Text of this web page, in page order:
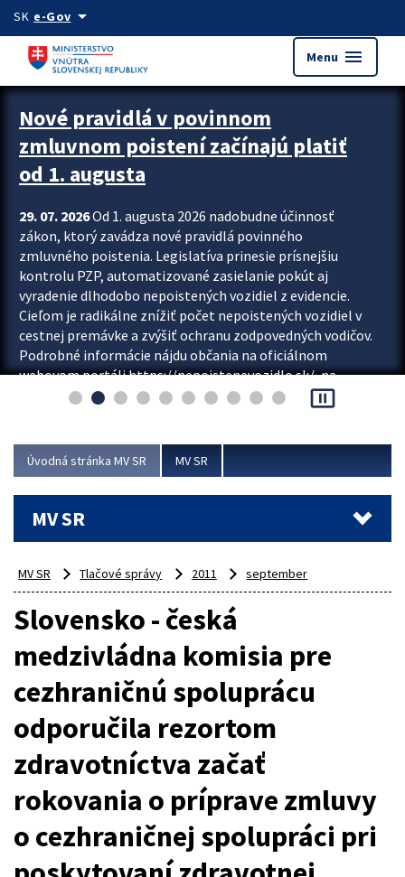
Preskocit na hlavný obsah
SK e-Govarrow_drop_down
Menu menu
Zastavit automatický posun upútavok
Nové pravidlá v povinnom
zmluvnom poistení začínajú platiť
od 1. augusta
29. 07. 2026Od 1. augusta 2026 nadobudne účinnosť
zákon, ktorý zavádza nové pravidlá povinného
zmluvného poistenia. Legislatíva prinesie prísnejšiu
kontrolu PZP, automatizované zasielanie pokút aj
vyradenie dlhodobo nepoistených vozidiel z evidencie.
Cieľom je radikálne znížiť počet nepoistených vozidiel v
cestnej premávke a zvýšiť ochranu zodpovedných vodičov.
Podrobné informácie nájdu občania na oficiálnom
webovom portáli https://nepoistenevozidlo.sk/, na
ktorom od augusta pribudne aj možnosť overiť si...
pause_presentation
Úvodná stránka MV SR MV SR
MV SR
MV SR Tlačové správy 2011 september
Slovensko - česká
medzivládna komisia pre
cezhraničnú spoluprácu
odporučila rezortom
zdravotníctva začať
rokovania o príprave zmluvy
o cezhraničnej spolupráci pri